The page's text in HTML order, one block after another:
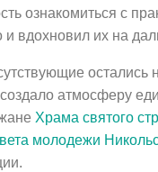
ознакомиться с
и вдохновил их на
атмосферу
Храма святого
молодежи